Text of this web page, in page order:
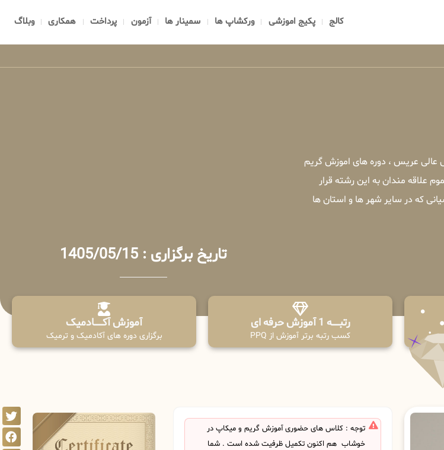
کالج پکیج اموزشی ورکشاپ ها سمینار ها آزمون پرداخت همکاری وبلاگ
عالی عریس ، دوره های اموزش گریم
مندان به این رشته قرار
که در سایر شهر ها و استان ها
تاریخ برگزاری : 1405/05/15
رتبــــــه 1 آموزش حرفه ای
کسب رتبه برتر آموزش از PPQ
آموزش آکـــــــادمیک
برگزاری دوره های آکادمیک و ترمیک
توجه : کلاس های حضوری آموزش گریم و میکاپ در
خوشاب هم اکنون تکمیل ظرفیت شده است . شما